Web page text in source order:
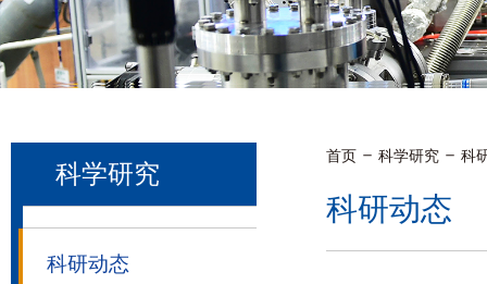
科学研究
科研动态
首页 科学研究 科
科研动态